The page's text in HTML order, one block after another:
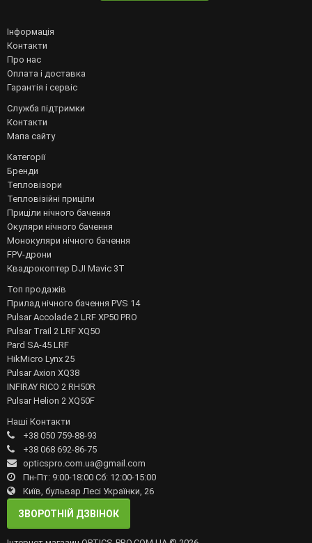
Інформація
Контакти
Про нас
Оплата і доставка
Гарантія і сервіс
Служба підтримки
Контакти
Мапа сайту
Категорії
Бренди
Тепловізори
Тепловізійні приціли
Приціли нічного бачення
Окуляри нічного бачення
Монокуляри нічного бачення
FPV-дрони
Квадрокоптер DJI Mavic 3T
Топ продажів
Прилад нічного бачення PVS 14
Pulsar Accolade 2 LRF XP50 PRO
Pulsar Trail 2 LRF XQ50
Pard SA-45 LRF
HikMicro Lynx 25
Pulsar Axion XQ38
INFIRAY RICO 2 RH50R
Pulsar Helion 2 XQ50F
Наші Контакти
+38 050 759-88-93
+38 068 692-86-75
opticspro.com.ua@gmail.com
Пн-Пт: 9:00-18:00 Сб: 12:00-15:00
Київ, бульвар Лесі Українки, 26
ЗВОРОТНІЙ ДЗВІНОК